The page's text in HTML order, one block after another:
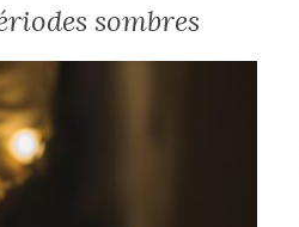
sombres